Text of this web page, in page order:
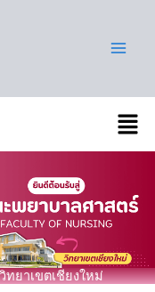
เมนู
ยาเขตเชียงใหม่